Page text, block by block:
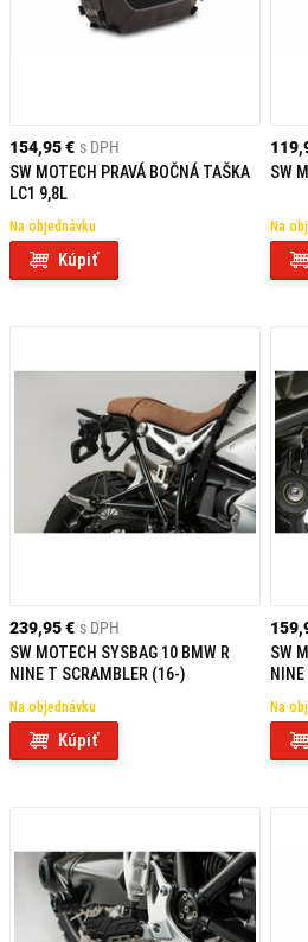
154,95 € s DPH
SW MOTECH PRAVÁ BOČNÁ TAŠKA
LC1 9,8L
Na objednávku
Kúpiť
SW
Na
239,95 € s DPH
SW MOTECH SYSBAG 10 BMW R
NINE T SCRAMBLER (16-)
Na objednávku
Kúpiť
SW
Na